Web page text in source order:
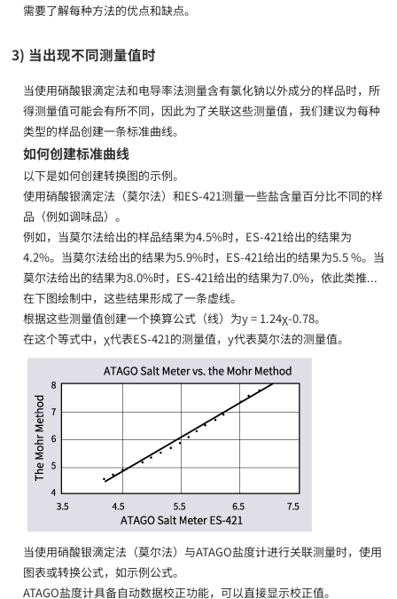
需要了解每种方法的优点和缺点。
3) 当出现不同测量值时
当使用硝酸银滴定法和电导率法测量含有氯化钠以外成分的样品时，所
得测量值可能会有所不同，因此为了关联这些测量值，我们建议为每种
类型的样品创建一条标准曲线。
如何创建标准曲线
以下是如何创建转换图的示例。
使用硝酸银滴定法（莫尔法）和ES-421测量一些盐含量百分比不同的样
品（例如调味品）。
例如，当莫尔法给出的样品结果为4.5%时，ES-421给出的结果为
4.2%。当莫尔法给出的结果为5.9%时，ES-421给出的结果为5.5 %。当
莫尔法给出的结果为8.0%时，ES-421给出的结果为7.0%，依此类推...
在下图绘制中，这些结果形成了一条虚线。
根据这些测量值创建一个换算公式（线）为y = 1.24χ-0.78。
在这个等式中，χ代表ES-421的测量值，y代表莫尔法的测量值。
当使用硝酸银滴定法（莫尔法）与ATAGO盐度计进行关联测量时，使用
图表或转换公式，如示例公式。
ATAGO盐度计具备自动数据校正功能，可以直接显示校正值。